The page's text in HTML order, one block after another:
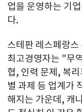
업을 운영하는 기
다.
스테판 레스페랑스
최고경영자는 "무
협, 인력 문제, 복
별 과제 등 업계가
해지는 가운데, 캐